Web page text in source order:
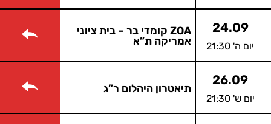
24.09
יום ה' 21:30
ZOA קומדי בר – בית ציוני
אמריקה ת”א
26.09
יום ש' 21:30
תיאטרון היהלום ר”ג